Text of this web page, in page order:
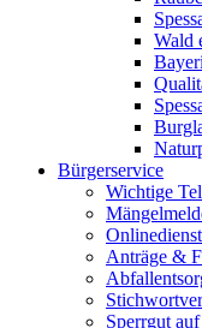
Wald
Bürgerservice
Wichtige
Anträge &
Sperrgut